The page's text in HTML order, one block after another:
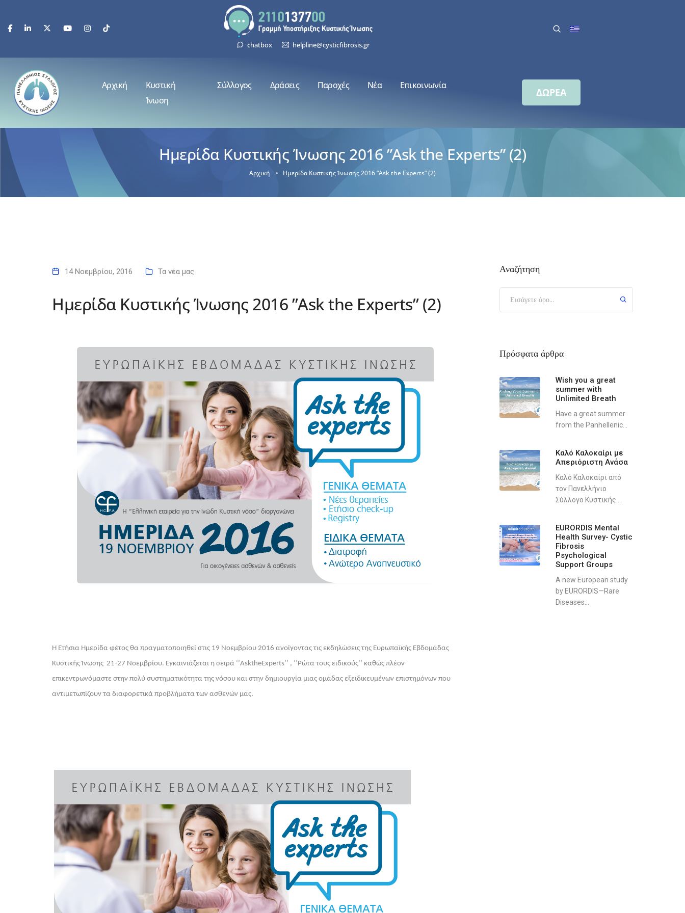
chatbox helpline@cysticfibrosis.gr
Αρχική
Κυστική
Ίνωση
Σύλλογος Δράσεις Παροχές Νέα Επικοινωνία
ΔΩΡΕΑ
Ημερίδα Κυστικής Ίνωσης 2016 ”Ask the Experts” (2)
Αρχική Ημερίδα Κυστικής Ίνωσης 2016 ”Ask the Experts” (2)
14 Νοεμβρίου, 2016 Τα νέα μας
Ημερίδα Κυστικής Ίνωσης 2016 ”Ask the Experts” (2)
Η Ετήσια Ημερίδα φέτος θα πραγματοποιηθεί στις 19 Νοεμβρίου 2016 ανοίγοντας τις εκδηλώσεις της Ευρωπαϊκής Εβδομάδας
Κυστικής Ίνωσης 21-27 Νοεμβρίου. Εγκαινιάζεται η σειρά ‘’AsktheExperts’’ , ‘’Ρώτα τους ειδικούς’’ καθώς πλέον
επικεντρωνόμαστε στην πολύ συστηματικότητα της νόσου και στην δημιουργία μιας ομάδας εξειδικευμένων επιστημόνων που
αντιμετωπίζουν τα διαφορετικά προβλήματα των ασθενών μας.
Αναζήτηση
Πρόσφατα άρθρα
Wish you a great
summer with
Unlimited Breath
Have a great summer
from the Panhellenic...
Καλό Καλοκαίρι με
Απεριόριστη Ανάσα
Καλό Καλοκαίρι από
τον Πανελλήνιο
Σύλλογο Κυστικής...
EURORDIS Mental
Health Survey- Cystic
Fibrosis
Psychological
Support Groups
A new European study
by EURORDIS—Rare
Diseases...